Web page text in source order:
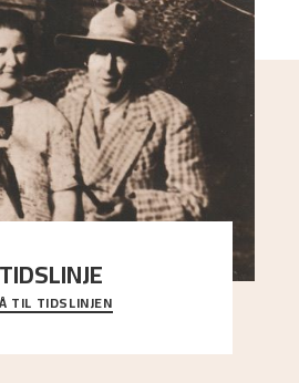
TIDSLINJE
Astrups liv, kunstnerskap og
interaktiv presentasjon.
TIL TIDSLINJEN